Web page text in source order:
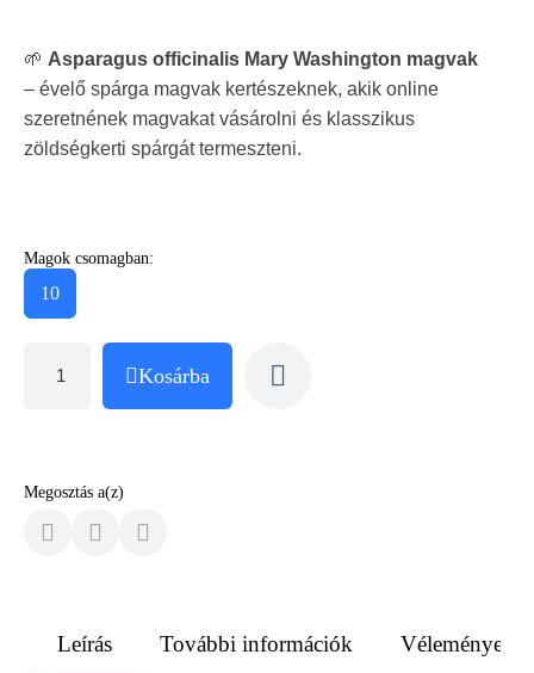
🌱 Asparagus officinalis Mary Washington magvak
– évelő spárga magvak kertészeknek, akik online
szeretnének magvakat vásárolni és klasszikus
zöldségkerti spárgát termeszteni.
Magok csomagban:
10
Kosárba
Megosztás a(z)
Leírás További információk Vélemények